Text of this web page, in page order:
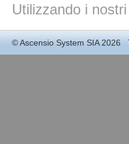
Utilizzando i
©Ascensio System SIA2026